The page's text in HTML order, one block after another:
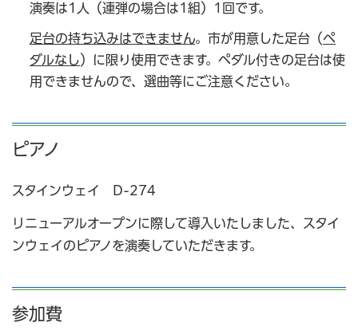
演奏は1人（連弾の場合は1組）1回です。
足台の持ち込みはできません。市が用意した足台（ペ
ダルなし）に限り使用できます。ペダル付きの足台は使
用できませんので、選曲等にご注意ください。
ピアノ
スタインウェイ D-274
リニューアルオープンに際して導入いたしました、スタイ
ンウェイのピアノを演奏していただきます。
参加費